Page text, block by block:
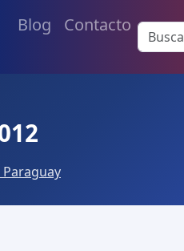
Blog Contacto
Paraguay